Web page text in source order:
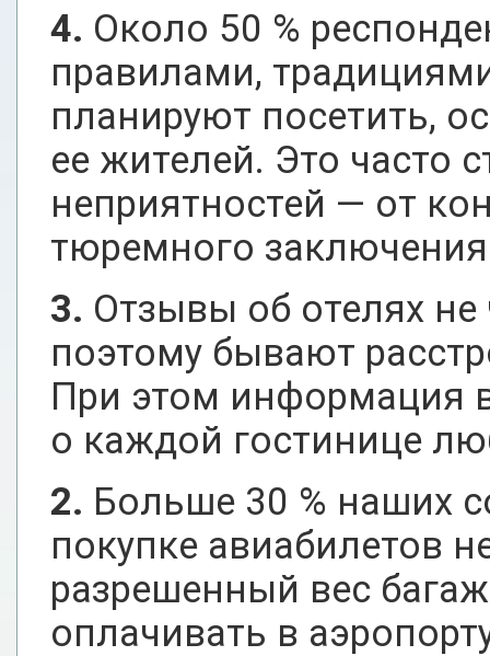
4. Около 50 %
правилами,
планируют посетить,
ее жителей. Это часто
неприятностей — от
тюремного
3. Отзывы об отелях не
поэтому бывают
При этом информация
о каждой гостинице
2. Больше 30 % наших
покупке авиабилетов
разрешенный вес
оплачивать в